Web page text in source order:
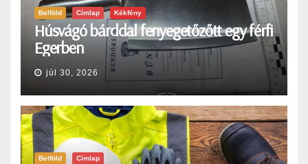
Belföld Címlap Kékfény
Húsvágó bárddal fenyegetőzőtt egy férfi
Egerben
júl 30, 2026
Belföld Címlap